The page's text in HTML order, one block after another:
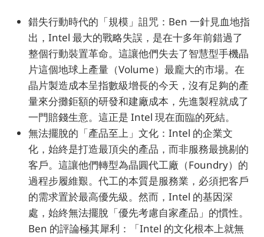
錯失行動時代的「規模」詛咒：Ben 一針見血地指
出，Intel 最大的戰略失誤，是在十多年前錯過了
整個行動裝置革命。這讓他們失去了智慧型手機晶
片這個地球上產量（Volume）最龐大的市場。在
晶片製造成本呈指數級增長的今天，沒有足夠的產
量來分攤鉅額的研發和建廠成本，先進製程就成了
一門賠錢生意。這正是 Intel 現在面臨的死結。
無法擺脫的「產品至上」文化：Intel 的企業文
化，始終是打造最頂尖的產品，而非服務最挑剔的
客戶。這讓他們轉型為晶圓代工廠（Foundry）的
過程步履維艱。代工的本質是服務業，必須把客戶
的需求置於最高優先級。然而，Intel 的基因深
處，始終無法擺脫「優先考慮自家產品」的慣性。
Ben 的評論極其犀利：「Intel 的文化根本上就無